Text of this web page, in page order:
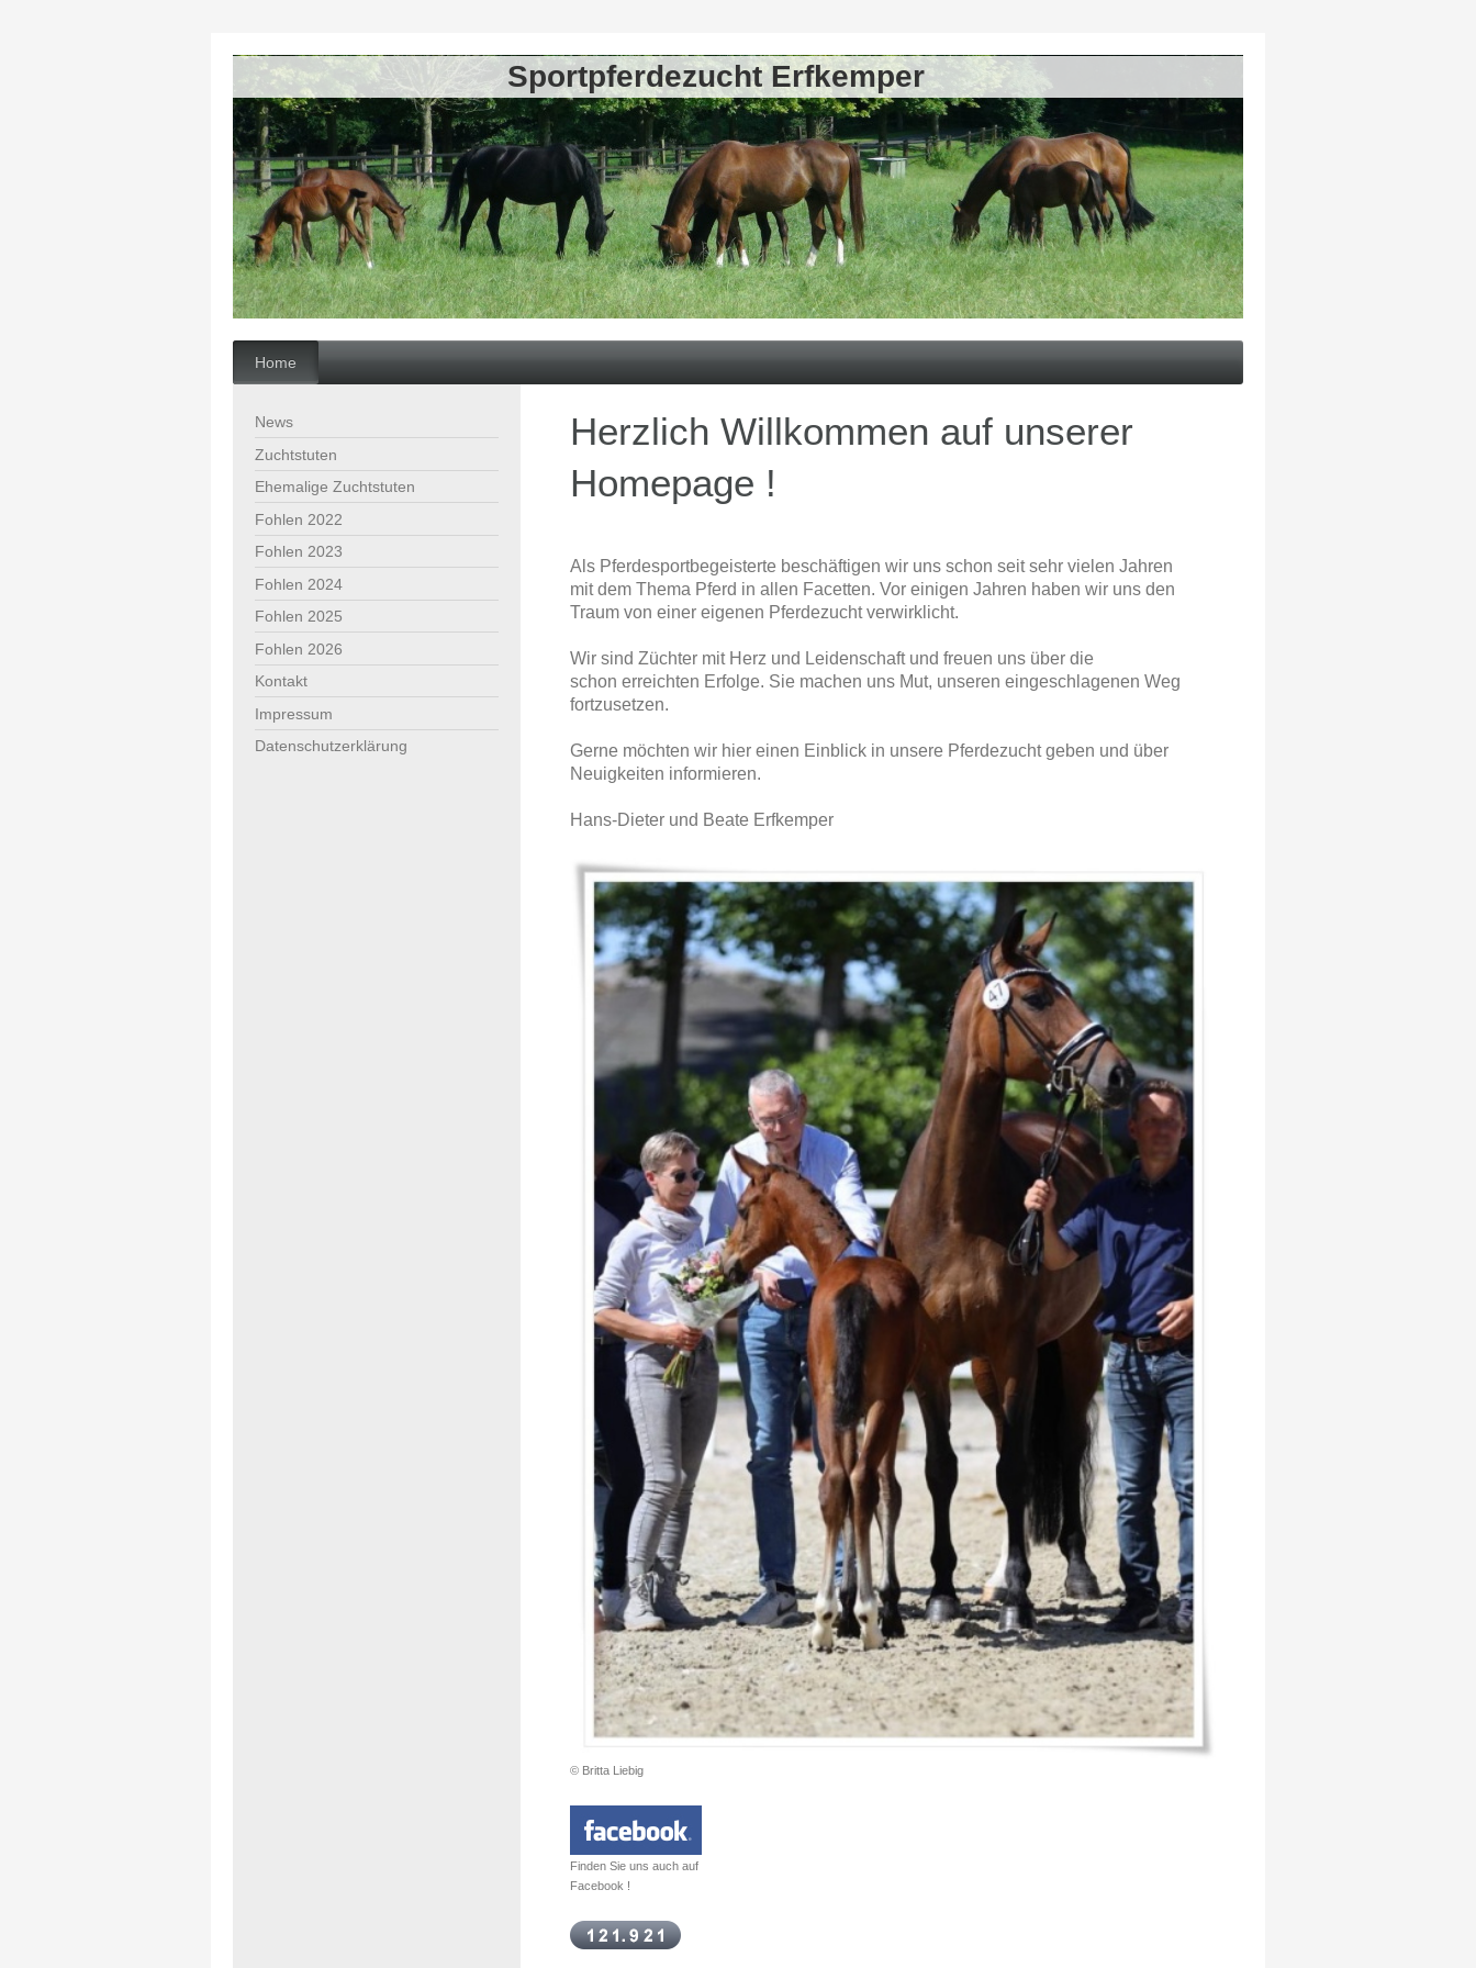
Sportpferdezucht Erfkemper
Home
Herzlich Willkommen auf unserer
Homepage !
Als Pferdesportbegeisterte beschäftigen wir uns schon seit sehr vielen Jahren
mit dem Thema Pferd in allen Facetten. Vor einigen Jahren haben wir uns den
Traum von einer eigenen Pferdezucht verwirklicht.
Wir sind Züchter mit Herz und Leidenschaft und freuen uns über die
schon erreichten Erfolge. Sie machen uns Mut, unseren eingeschlagenen Weg
fortzusetzen.
Gerne möchten wir hier einen Einblick in unsere Pferdezucht geben und über
Neuigkeiten informieren.
Hans-Dieter und Beate Erfkemper
© Britta Liebig
Finden Sie uns auch auf
Facebook !
News
Zuchtstuten
Ehemalige Zuchtstuten
Fohlen 2022
Fohlen 2023
Fohlen 2024
Fohlen 2025
Fohlen 2026
Kontakt
Impressum
Datenschutzerklärung